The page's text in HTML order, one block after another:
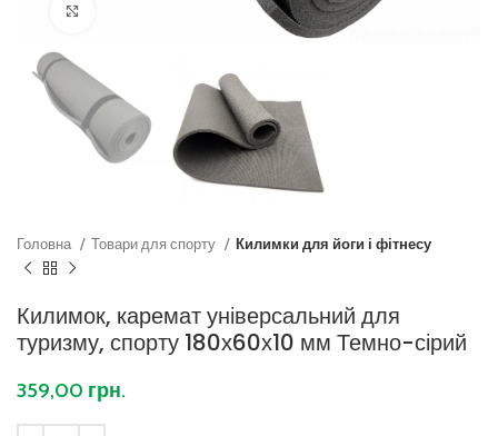
Клацніть, щоб збільшити
Головна Товари для спорту Килимки для йоги і фітнесу
Килимок, каремат універсальний для
туризму, спорту 180х60х10 мм Темно-сірий
359,00 грн.